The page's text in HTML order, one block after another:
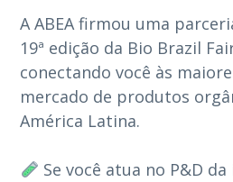
A ABEA firmou uma
19ª edição da Bio Brazil
conectando você às
mercado de produtos
América Latina.
Se você atua no P&D